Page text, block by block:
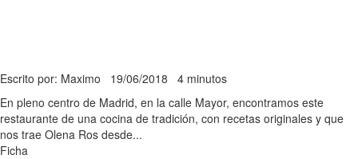
Escrito por: Maximo 19/06/2018 4 minutos
En pleno centro de Madrid, en la calle Mayor, encontramos este
restaurante de una cocina de tradición, con recetas originales y que
nos trae Olena Ros desde...
Ficha